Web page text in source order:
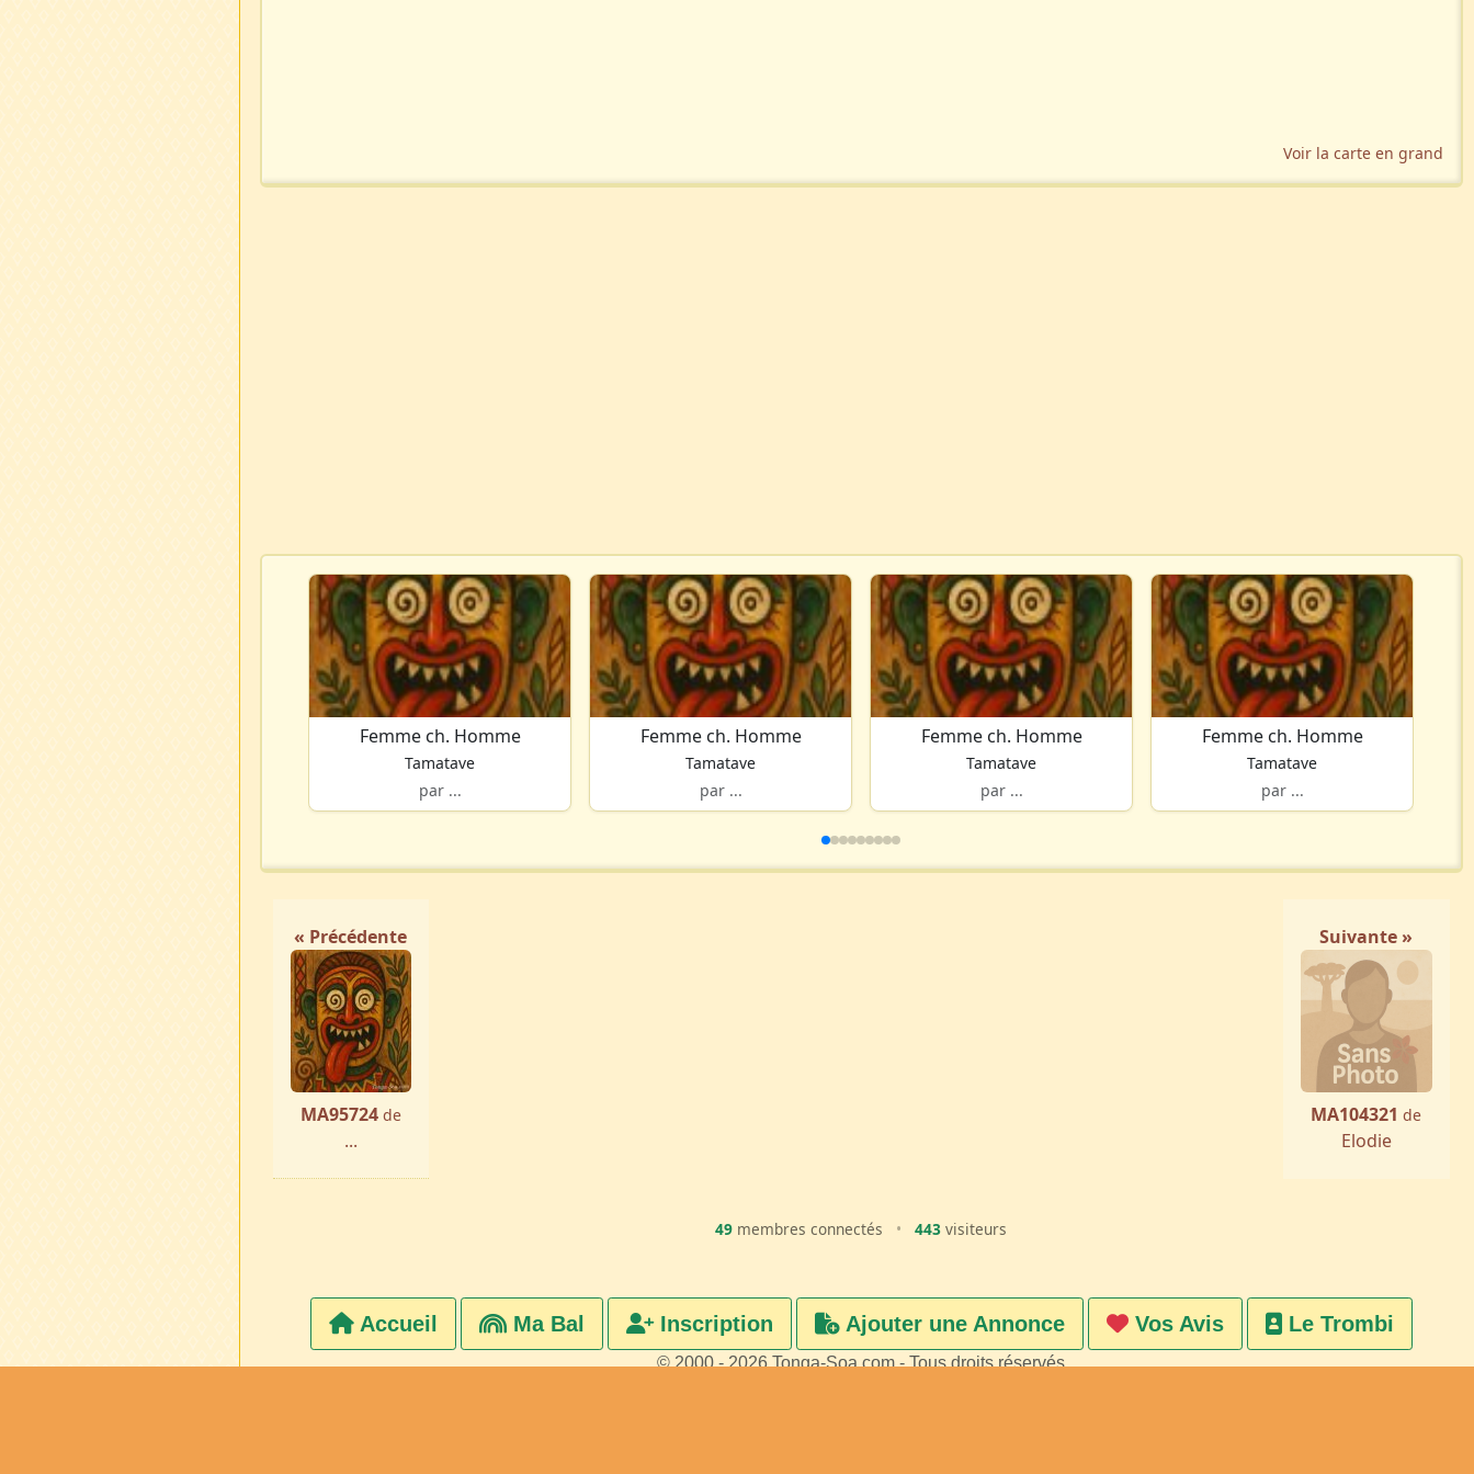
Voir la carte en grand
Femme ch. Homme
Tamatave
par ...
Femme ch. Homme
Tamatave
par ...
Femme ch. Homme
Tamatave
par ...
Femme ch. Homme
Tamatave
par ...
« Précédente
MA95724 de
...
Suivante »
MA104321 de
Elodie
49 membres connectés • 443 visiteurs
Accueil Ma Bal Inscription Ajouter une Annonce Vos Avis Le Trombi
© 2000 - 2026 Tonga-Soa.com - Tous droits réservés